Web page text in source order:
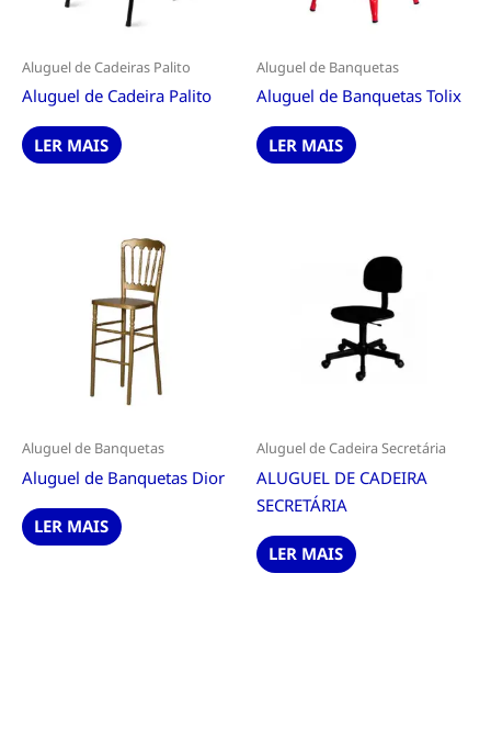
Aluguel de Cadeiras Palito
Aluguel de Cadeira Palito
LER MAIS
Aluguel de Banquetas
Aluguel de Banquetas Tolix
LER MAIS
Aluguel de Banquetas
Aluguel de Banquetas Dior
LER MAIS
Aluguel de Cadeira Secretária
ALUGUEL DE CADEIRA
SECRETÁRIA
LER MAIS